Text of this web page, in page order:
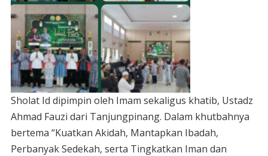
Sholat Id dipimpin oleh Imam sekaligus khatib, Ustadz
Ahmad Fauzi dari Tanjungpinang. Dalam khutbahnya
bertema “Kuatkan Akidah, Mantapkan Ibadah,
Perbanyak Sedekah, serta Tingkatkan Iman dan